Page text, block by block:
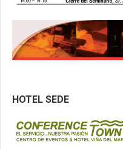
HOTEL SEDE